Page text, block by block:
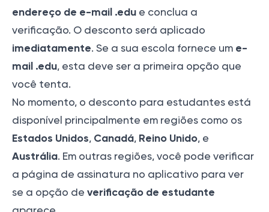
endereço de e-mail .edu e conclua a
verificação. O desconto será aplicado
imediatamente. Se a sua escola fornece um e-
mail .edu, esta deve ser a primeira opção que
você tenta.
No momento, o desconto para estudantes está
disponível principalmente em regiões como os
Estados Unidos, Canadá, Reino Unido, e
Austrália. Em outras regiões, você pode verificar
a página de assinatura no aplicativo para ver
se a opção de verificação de estudante